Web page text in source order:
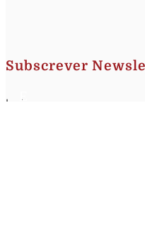
Subscrever
Insira o seu nome e o seu